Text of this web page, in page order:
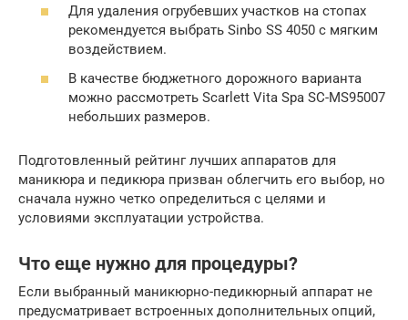
Для удаления огрубевших участков на стопах
рекомендуется выбрать Sinbo SS 4050 с мягким
воздействием.
В качестве бюджетного дорожного варианта
можно рассмотреть Scarlett Vita Spa SC-MS95007
небольших размеров.
Подготовленный рейтинг лучших аппаратов для
маникюра и педикюра призван облегчить его выбор, но
сначала нужно четко определиться с целями и
условиями эксплуатации устройства.
Что еще нужно для процедуры?
Если выбранный маникюрно-педикюрный аппарат не
предусматривает встроенных дополнительных опций,